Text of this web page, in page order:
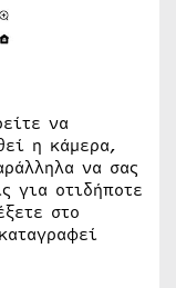
να
η κάμερα,
να σας
για οτιδήποτε
στο